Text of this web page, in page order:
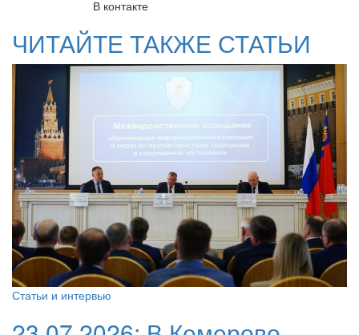
В контакте
ЧИТАЙТЕ ТАКЖЕ СТАТЬИ
Статьи и интервью